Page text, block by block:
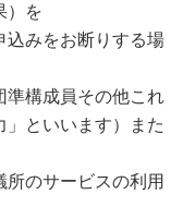
）を
込みをお断りする場
準構成員その他これ
」といいます）また
のサービスの利用